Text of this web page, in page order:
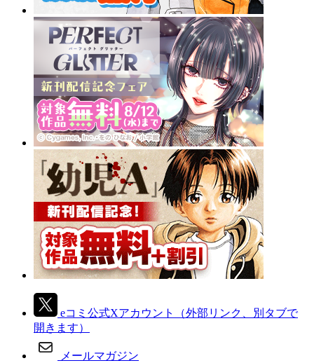
eコミ公式Xアカウント
（外部リンク、別タブで
開きます）
メールマガジン